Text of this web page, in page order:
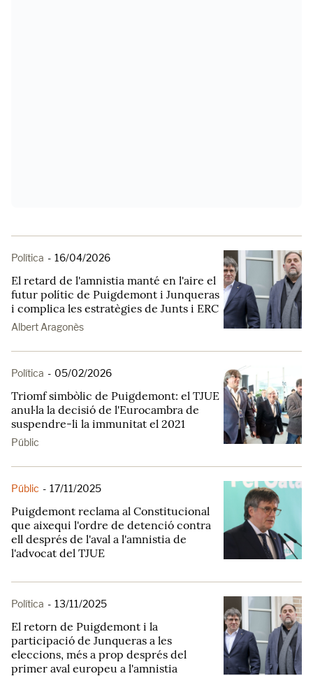
Política - 16/04/2026
El retard de l'amnistia manté en l'aire el
futur polític de Puigdemont i Junqueras
i complica les estratègies de Junts i ERC
Albert Aragonès
Política - 05/02/2026
Triomf simbòlic de Puigdemont: el TJUE
anul·la la decisió de l'Eurocambra de
suspendre-li la immunitat el 2021
Públic
Públic - 17/11/2025
Puigdemont reclama al Constitucional
que aixequi l'ordre de detenció contra
ell després de l'aval a l'amnistia de
l'advocat del TJUE
Política - 13/11/2025
El retorn de Puigdemont i la
participació de Junqueras a les
eleccions, més a prop després del
primer aval europeu a l'amnistia